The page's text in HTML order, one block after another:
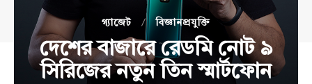
গ্যাজেট বিজ্ঞানপ্রযুক্তি
দেশের বাজারে রেডমি নোট ৯
সিরিজের নতুন তিন স্মার্টফোন